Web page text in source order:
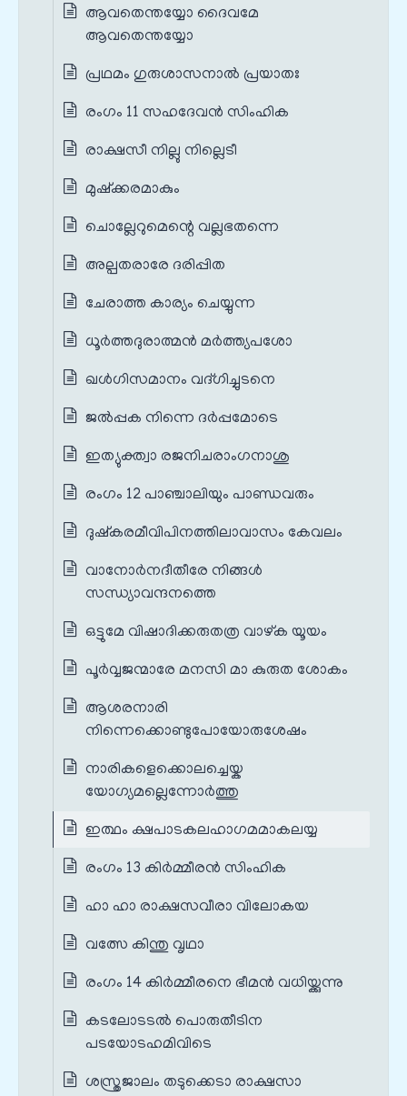
ആവതെന്തയ്യോ ദൈവമേ
ആവതെന്തയ്യോ
പ്രഥമം ഗുരുശാസനാൽ പ്രയാതഃ
രംഗം 11 സഹദേവൻ സിംഹിക
രാക്ഷസീ നില്ലു നില്ലെടീ
മുഷ്ക്കരമാകും
ചൊല്ലേറുമെന്റെ വല്ലഭതന്നെ
അല്പതരാരേ ദരിപ്പിത
ചേരാത്ത കാര്യം ചെയ്യുന്ന
ധൂർത്തദുരാത്മൻ മർത്ത്യപശോ
ഖൾഗിസമാനം വദ്ഗിച്ചുടനെ
ജൽപ്പക നിന്നെ ദർപ്പമോടെ
ഇത്യുക്ത്വാ രജനിചരാംഗനാശു
രംഗം 12 പാഞ്ചാലിയും പാണ്ഡവരും
ദുഷ്കരമീവിപിനത്തിലാവാസം കേവലം
വാനോർനദീതീരേ നിങ്ങൾ
സന്ധ്യാവന്ദനത്തെ
ഒട്ടുമേ വിഷാദിക്കരുതത്ര വാഴ്ക യൂയം
പൂർവ്വജന്മാരേ മനസി മാ കുരുത ശോകം
ആശരനാരി
നിന്നെക്കൊണ്ടുപോയോരുശേഷം
നാരികളെക്കൊലച്ചെയ്ക
യോഗ്യമല്ലെന്നോർത്തു
ഇത്ഥം ക്ഷപാടകലഹാഗമമാകലയ്യ
രംഗം 13 കിർമ്മീരൻ സിംഹിക
ഹാ ഹാ രാക്ഷസവീരാ വിലോകയ
വത്സേ കിന്തു വൃഥാ
രംഗം 14 കിർമ്മീരനെ ഭീമൻ വധിയ്ക്കുന്നു
കടലോടടൽ പൊരുതീടിന
പടയോടഹമിവിടെ
ശസ്ത്രജാലം തടുക്കെടാ രാക്ഷസാ